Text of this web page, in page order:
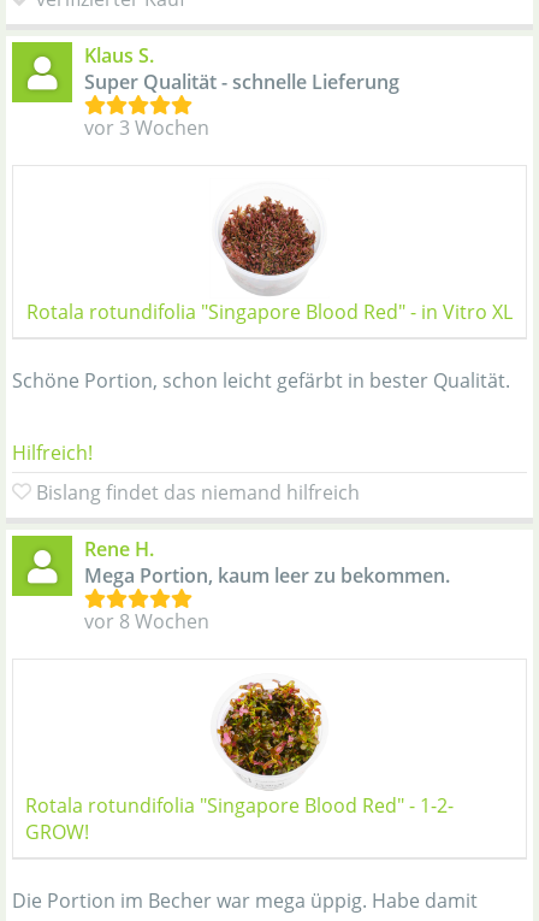
Klaus S.
Super Qualität - schnelle Lieferung
vor 3 Wochen
Rotala rotundifolia "Singapore Blood Red" - in Vitro XL
Schöne Portion, schon leicht gefärbt in bester Qualität.
Hilfreich!
Bislang findet das niemand hilfreich
Rene H.
Mega Portion, kaum leer zu bekommen.
vor 8 Wochen
Rotala rotundifolia "Singapore Blood Red" - 1-2-
GROW!
Die Portion im Becher war mega üppig. Habe damit